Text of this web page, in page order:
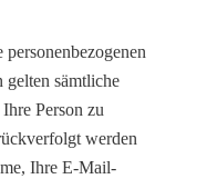
gelten sämtliche
Person zu
werden
Ihre E-Mail-